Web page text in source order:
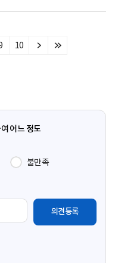
10
다
마
어느 정도
불만족